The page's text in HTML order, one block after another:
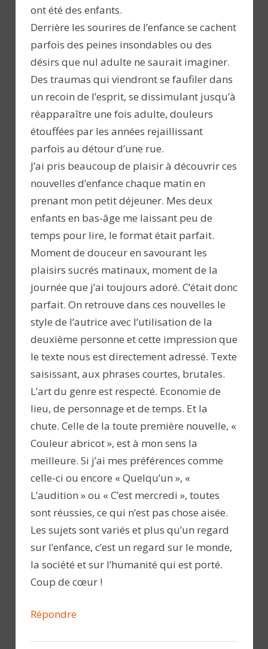
ont été des enfants.
Derrière les sourires de l’enfance se cachent
parfois des peines insondables ou des
désirs que nul adulte ne saurait imaginer.
Des traumas qui viendront se faufiler dans
un recoin de l’esprit, se dissimulant jusqu’à
réapparaître une fois adulte, douleurs
étouffées par les années rejaillissant
parfois au détour d’une rue.
J’ai pris beaucoup de plaisir à découvrir ces
nouvelles d’enfance chaque matin en
prenant mon petit déjeuner. Mes deux
enfants en bas-âge me laissant peu de
temps pour lire, le format était parfait.
Moment de douceur en savourant les
plaisirs sucrés matinaux, moment de la
journée que j’ai toujours adoré. C’était donc
parfait. On retrouve dans ces nouvelles le
style de l’autrice avec l’utilisation de la
deuxième personne et cette impression que
le texte nous est directement adressé. Texte
saisissant, aux phrases courtes, brutales.
L’art du genre est respecté. Economie de
lieu, de personnage et de temps. Et la
chute. Celle de la toute première nouvelle, «
Couleur abricot », est à mon sens la
meilleure. Si j’ai mes préférences comme
celle-ci ou encore « Quelqu’un », «
L’audition » ou « C’est mercredi », toutes
sont réussies, ce qui n’est pas chose aisée.
Les sujets sont variés et plus qu’un regard
sur l’enfance, c’est un regard sur le monde,
la société et sur l’humanité qui est porté.
Coup de cœur !
Répondre